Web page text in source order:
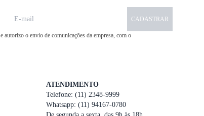
CADASTRAR
e autorizo o envio de comunicações da empresa, com o
ATENDIMENTO
Telefone: (11) 2348-9999
Whatsapp: (11) 94167-0780